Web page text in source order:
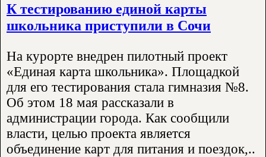
К тестированию единой карты
школьника приступили в Сочи
На курорте внедрен пилотный проект
«Единая карта школьника». Площадкой
для его тестирования стала гимназия №8.
Об этом 18 мая рассказали в
администрации города. Как сообщили
власти, целью проекта является
объединение карт для питания и поездок,..